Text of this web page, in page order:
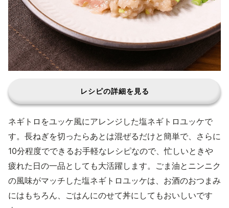
レシピの詳細を見る
ネギトロをユッケ風にアレンジした塩ネギトロユッケで
す。長ねぎを切ったらあとは混ぜるだけと簡単で、さらに
10分程度でできるお手軽なレシピなので、忙しいときや
疲れた日の一品としても大活躍します。ごま油とニンニク
の風味がマッチした塩ネギトロユッケは、お酒のおつまみ
にはもちろん、ごはんにのせて丼にしてもおいしいです